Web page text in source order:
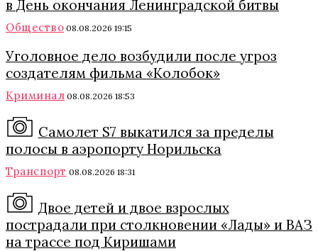
в День окончания Ленинградской битвы
Общество 08.08.2026 19:15
Уголовное дело возбудили после угроз
создателям фильма «Колобок»
Криминал 08.08.2026 18:53
Самолет S7 выкатился за пределы
полосы в аэропорту Норильска
Транспорт 08.08.2026 18:31
Двое детей и двое взрослых
пострадали при столкновении «Лады» и ВАЗ
на трассе под Киришами